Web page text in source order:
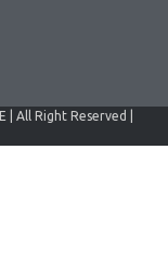
All Right Reserved |